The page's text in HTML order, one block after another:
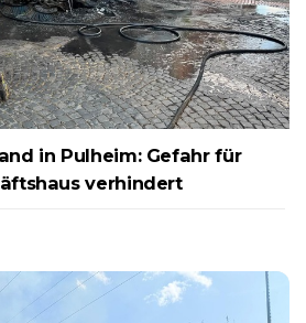
in Pulheim: Gefahr für
verhindert